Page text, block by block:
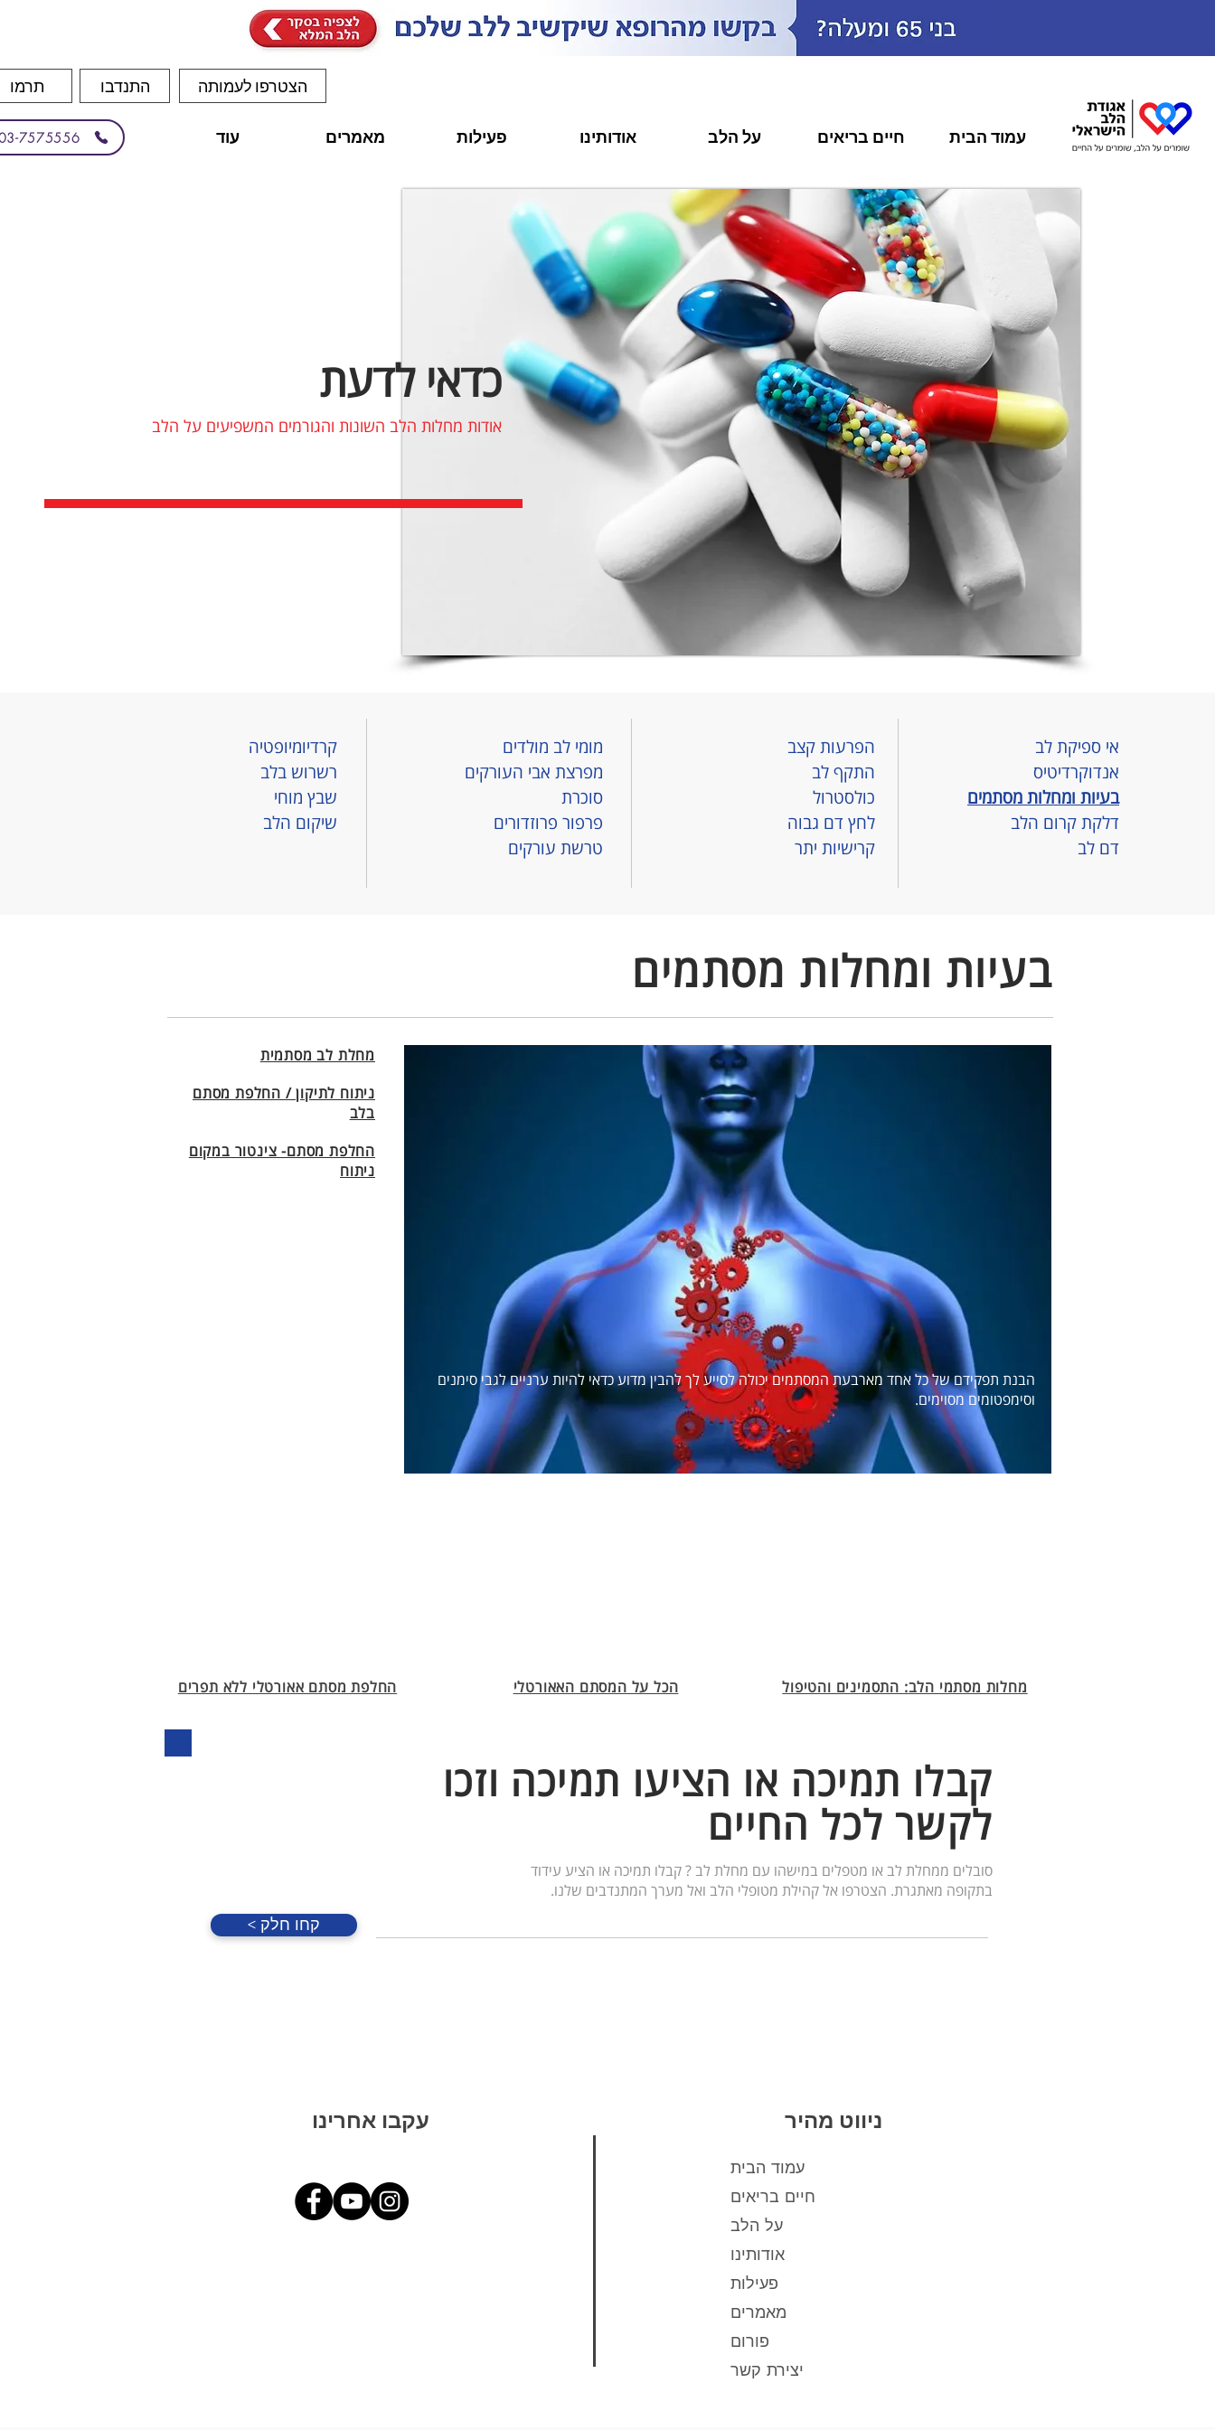
תרמו התנדבו הצטרפו לעמותה
7575556 עמוד הבית חיים בריאים על הלב אודותינו פעילות מאמרים עוד
כדאי לדעת
אודות מחלות הלב השונות והגורמים המשפיעים על הלב
קרדיומיופטיה
רשרוש בלב
שבץ מוחי
שיקום הלב
מומי לב מולדים
מפרצת אבי העורקים
סוכרת
פרפור פרוזדורים
טרשת עורקים
הפרעות קצב
התקף לב
כולסטרול
לחץ דם גבוה
קרישיות יתר
אי ספיקת לב
אנדוקרדיטיס
בעיות ומחלות מסתמים
דלקת קרום הלב
דם לב
בעיות ומחלות מסתמים
מחלת לב מסתמית
ניתוח לתיקון / החלפת מסתם
בלב
החלפת מסתם- צינטור במקום
ניתוח
הבנת תפקידם של כל אחד מארבעת המסתמים יכולה לסייע לך להבין מדוע כדאי להיות ערניים לגבי סימנים
וסימפטומים מסוימים.
החלפת מסתם אאורטלי ללא תפרים הכל על המסתם האאורטלי מחלות מסתמי הלב: התסמינים והטיפול
קבלו תמיכה או הציעו תמיכה וזכו
לקשר לכל החיים
סובלים ממחלת לב או מטפלים במישהו עם מחלת לב ? קבלו תמיכה או הציע עידוד
בתקופה מאתגרת. הצטרפו אל קהילת מטופלי הלב ואל מערך המתנדבים שלנו.
< קחו חלק
עקבו אחרינו ניווט מהיר
עמוד הבית
חיים בריאים
על הלב
אודותינו
פעילות
מאמרים
פורום
יצירת קשר